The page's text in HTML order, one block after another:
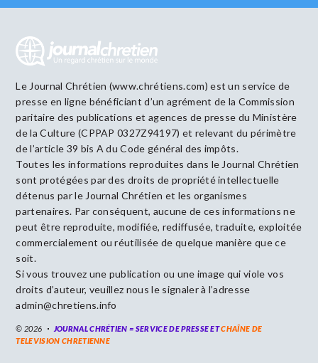
Le Journal Chrétien (www.chrétiens.com) est un service de
presse en ligne bénéficiant d’un agrément de la Commission
paritaire des publications et agences de presse du Ministère
de la Culture (CPPAP 0327Z94197) et relevant du périmètre
de l’article 39 bis A du Code général des impôts.
Toutes les informations reproduites dans le Journal Chrétien
sont protégées par des droits de propriété intellectuelle
détenus par le Journal Chrétien et les organismes
partenaires. Par conséquent, aucune de ces informations ne
peut être reproduite, modifiée, rediffusée, traduite, exploitée
commercialement ou réutilisée de quelque manière que ce
soit.
Si vous trouvez une publication ou une image qui viole vos
droits d’auteur, veuillez nous le signaler à l’adresse
admin@chretiens.info
© 2026 JOURNAL CHRÉTIEN = SERVICE DE PRESSE ETCHAÎNE DE
TELEVISION CHRETIENNE